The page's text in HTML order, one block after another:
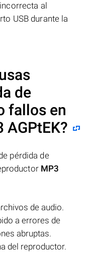
al
USB durante la
de
fallos en
AGPtEK?
pérdida de
MP3
de audio.
a errores de
abruptas.
del reproductor.